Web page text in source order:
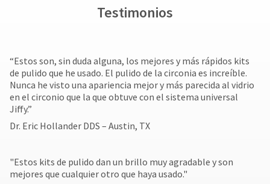
Testimonios
“Estos son, sin duda alguna, los mejores y más rápidos kits
de pulido que he usado. El pulido de la circonia es increíble.
Nunca he visto una apariencia mejor y más parecida al vidrio
en el circonio que la que obtuve con el sistema universal
Jiffy.”
Dr. Eric Hollander DDS – Austin, TX
"Estos kits de pulido dan un brillo muy agradable y son
mejores que cualquier otro que haya usado."